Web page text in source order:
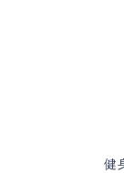
健